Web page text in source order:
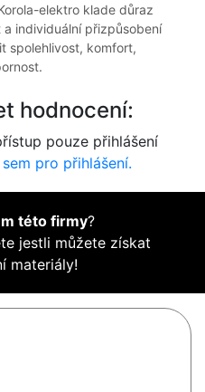
elektro klade důraz
individuální přizpůsobení
spolehlivost, komfort,
hodnocení:
pouze přihlášení
pro přihlášení.
této firmy?
jestli můžete získat
materiály!